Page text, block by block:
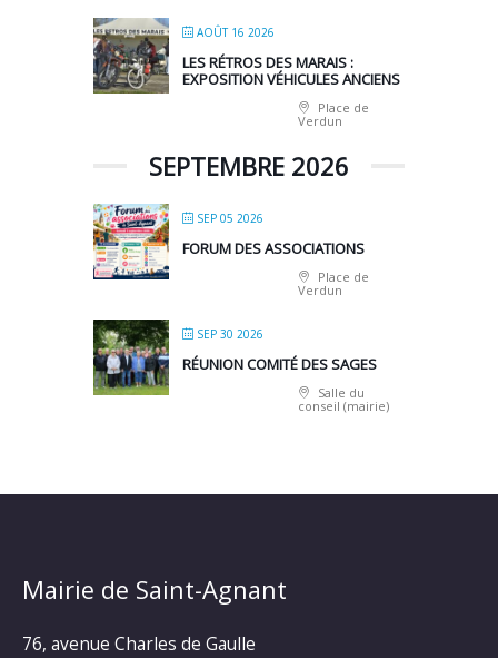
AOÛT 16 2026
LES RÉTROS DES MARAIS :
EXPOSITION VÉHICULES ANCIENS
Place de
Verdun
SEPTEMBRE 2026
SEP 05 2026
FORUM DES ASSOCIATIONS
Place de
Verdun
SEP 30 2026
RÉUNION COMITÉ DES SAGES
Salle du
conseil (mairie)
Mairie de Saint-Agnant
76, avenue Charles de Gaulle